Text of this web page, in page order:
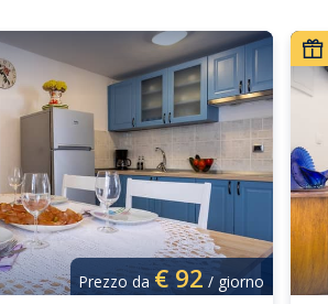
Prezzo da € 92 / giorno